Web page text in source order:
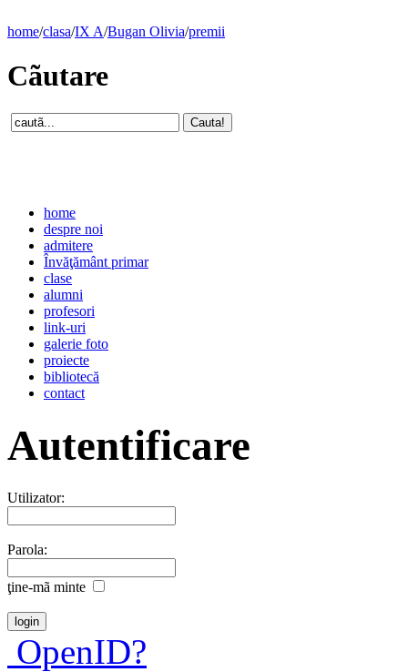
home/clasa/IX A/Bugan Olivia/premii
Cãutare
home
despre noi
admitere
Învăţământ primar
clase
alumni
profesori
link-uri
galerie foto
proiecte
bibliotecă
contact
Autentificare
Utilizator:
Parola:
ţine-mã minte
OpenID?